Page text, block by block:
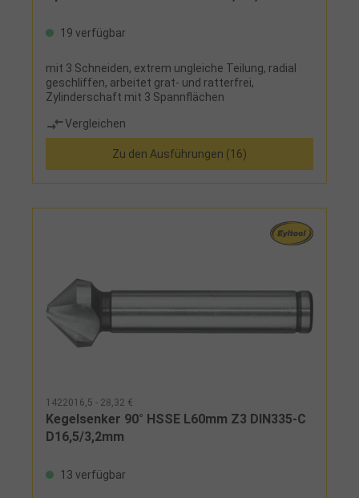
19 verfügbar
mit 3 Schneiden, extrem ungleiche Teilung, radial
geschliffen, arbeitet grat- und ratterfrei,
Zylinderschaft mit 3 Spannflächen
Vergleichen
Zu den Ausführungen (16)
1422016,5 - 28,32 €
Kegelsenker 90° HSSE L60mm Z3 DIN335-C
D16,5/3,2mm
13 verfügbar